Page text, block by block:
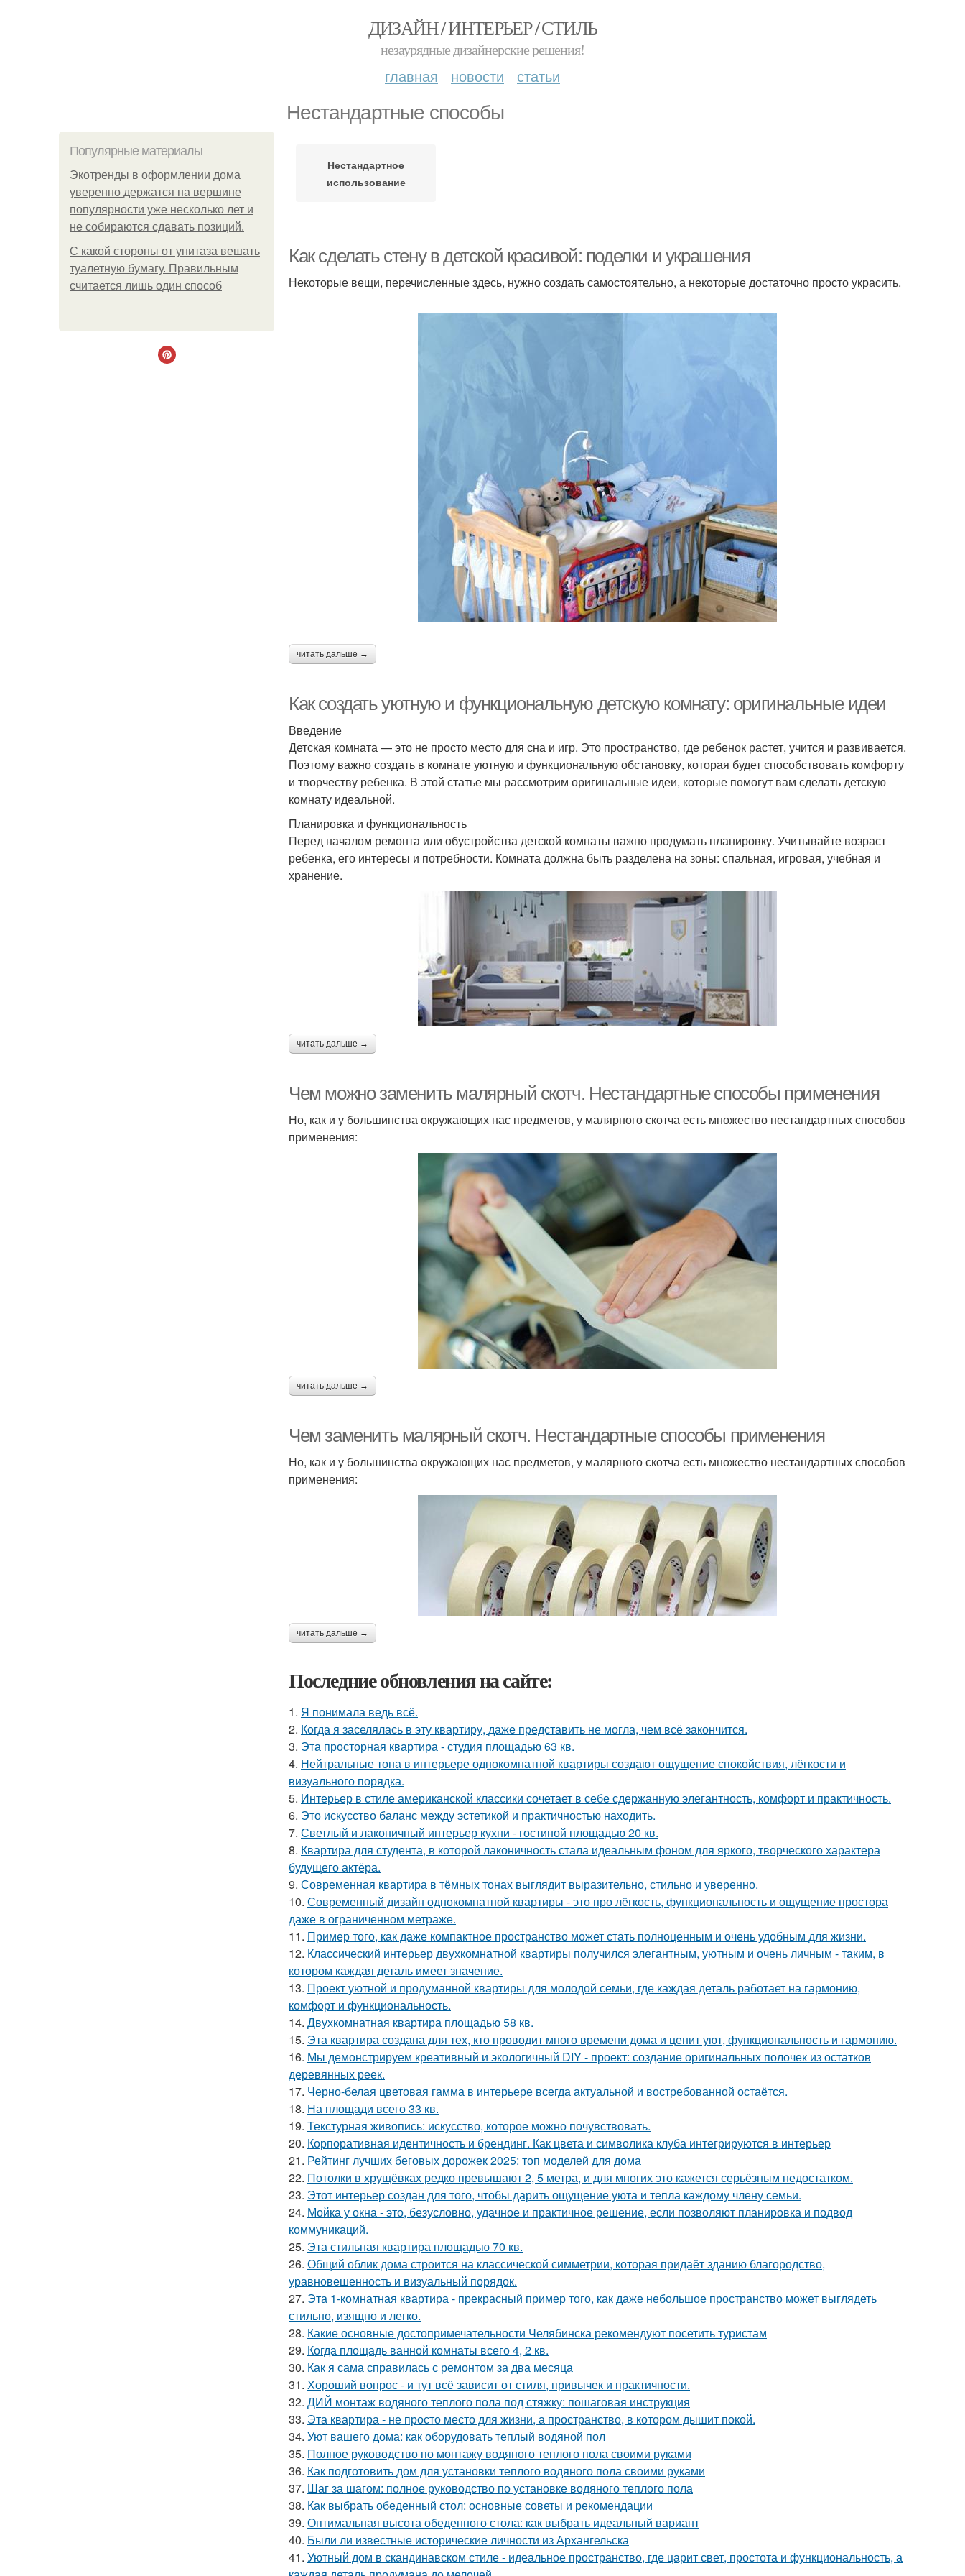
ДИЗАЙН / ИНТЕРЬЕР / СТИЛЬ
незаурядные дизайнерские решения!
главная новости статьи
Нестандартные способы
Популярные материалы
Экотренды в оформлении дома
уверенно держатся на вершине
популярности уже несколько лет и
не собираются сдавать позиций.
С какой стороны от унитаза вешать
туалетную бумагу. Правильным
считается лишь один способ
Нестандартное
использование
Как сделать стену в детской красивой: поделки и украшения
Некоторые вещи, перечисленные здесь, нужно создать самостоятельно, а некоторые достаточно просто украсить.
читать дальше →
Как создать уютную и функциональную детскую комнату: оригинальные идеи
Введение
Детская комната — это не просто место для сна и игр. Это пространство, где ребенок растет, учится и развивается.
Поэтому важно создать в комнате уютную и функциональную обстановку, которая будет способствовать комфорту
и творчеству ребенка. В этой статье мы рассмотрим оригинальные идеи, которые помогут вам сделать детскую
комнату идеальной.
Планировка и функциональность
Перед началом ремонта или обустройства детской комнаты важно продумать планировку. Учитывайте возраст
ребенка, его интересы и потребности. Комната должна быть разделена на зоны: спальная, игровая, учебная и
хранение.
читать дальше →
Чем можно заменить малярный скотч. Нестандартные способы применения
Но, как и у большинства окружающих нас предметов, у малярного скотча есть множество нестандартных способов
применения:
читать дальше →
Чем заменить малярный скотч. Нестандартные способы применения
Но, как и у большинства окружающих нас предметов, у малярного скотча есть множество нестандартных способов
применения:
читать дальше →
Последние обновления на сайте:
1. Я понимала ведь всё.
2. Когда я заселялась в эту квартиру, даже представить не могла, чем всё закончится.
3. Эта просторная квартира - студия площадью 63 кв.
4. Нейтральные тона в интерьере однокомнатной квартиры создают ощущение спокойствия, лёгкости и
визуального порядка.
5. Интерьер в стиле американской классики сочетает в себе сдержанную элегантность, комфорт и практичность.
6. Это искусство баланс между эстетикой и практичностью находить.
7. Светлый и лаконичный интерьер кухни - гостиной площадью 20 кв.
8. Квартира для студента, в которой лаконичность стала идеальным фоном для яркого, творческого характера
будущего актёра.
9. Современная квартира в тёмных тонах выглядит выразительно, стильно и уверенно.
10. Современный дизайн однокомнатной квартиры - это про лёгкость, функциональность и ощущение простора
даже в ограниченном метраже.
11. Пример того, как даже компактное пространство может стать полноценным и очень удобным для жизни.
12. Классический интерьер двухкомнатной квартиры получился элегантным, уютным и очень личным - таким, в
котором каждая деталь имеет значение.
13. Проект уютной и продуманной квартиры для молодой семьи, где каждая деталь работает на гармонию,
комфорт и функциональность.
14. Двухкомнатная квартира площадью 58 кв.
15. Эта квартира создана для тех, кто проводит много времени дома и ценит уют, функциональность и гармонию.
16. Мы демонстрируем креативный и экологичный DIY - проект: создание оригинальных полочек из остатков
деревянных реек.
17. Черно-белая цветовая гамма в интерьере всегда актуальной и востребованной остаётся.
18. На площади всего 33 кв.
19. Текстурная живопись: искусство, которое можно почувствовать.
20. Корпоративная идентичность и брендинг. Как цвета и символика клуба интегрируются в интерьер
21. Рейтинг лучших беговых дорожек 2025: топ моделей для дома
22. Потолки в хрущёвках редко превышают 2, 5 метра, и для многих это кажется серьёзным недостатком.
23. Этот интерьер создан для того, чтобы дарить ощущение уюта и тепла каждому члену семьи.
24. Мойка у окна - это, безусловно, удачное и практичное решение, если позволяют планировка и подвод
коммуникаций.
25. Эта стильная квартира площадью 70 кв.
26. Общий облик дома строится на классической симметрии, которая придаёт зданию благородство,
уравновешенность и визуальный порядок.
27. Эта 1-комнатная квартира - прекрасный пример того, как даже небольшое пространство может выглядеть
стильно, изящно и легко.
28. Какие основные достопримечательности Челябинска рекомендуют посетить туристам
29. Когда площадь ванной комнаты всего 4, 2 кв.
30. Как я сама справилась с ремонтом за два месяца
31. Хороший вопрос - и тут всё зависит от стиля, привычек и практичности.
32. ДИЙ монтаж водяного теплого пола под стяжку: пошаговая инструкция
33. Эта квартира - не просто место для жизни, а пространство, в котором дышит покой.
34. Уют вашего дома: как оборудовать теплый водяной пол
35. Полное руководство по монтажу водяного теплого пола своими руками
36. Как подготовить дом для установки теплого водяного пола своими руками
37. Шаг за шагом: полное руководство по установке водяного теплого пола
38. Как выбрать обеденный стол: основные советы и рекомендации
39. Оптимальная высота обеденного стола: как выбрать идеальный вариант
40. Были ли известные исторические личности из Архангельска
41. Уютный дом в скандинавском стиле - идеальное пространство, где царит свет, простота и функциональность, а